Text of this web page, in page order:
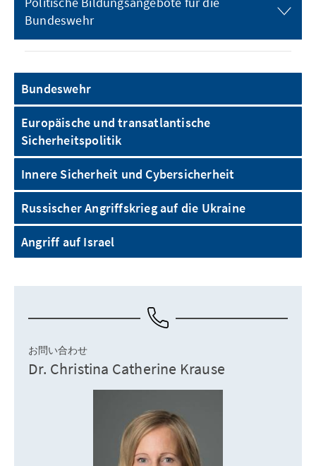
Bundeswehr
Bundeswehr
Europäische und transatlantische
Sicherheitspolitik
Innere Sicherheit und Cybersicherheit
Russischer Angriffskrieg auf die Ukraine
Angriff auf Israel
お問い合わせ
Dr. Christina Catherine Krause